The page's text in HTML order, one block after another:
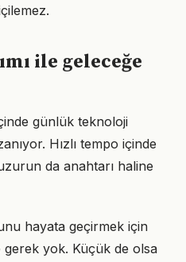
ile geleceğe
günlük teknoloji
Hızlı tempo içinde
da anahtarı haline
hayata geçirmek için
gerek yok. Küçük de olsa